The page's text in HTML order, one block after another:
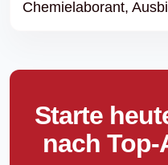
Chemielaborant,
Starte
nach